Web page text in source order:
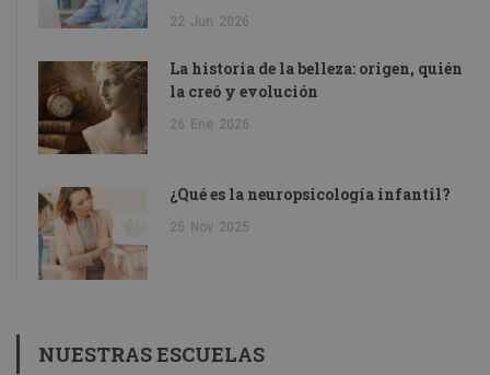
22 Jun 2026
La historia de la belleza: origen, quién
la creó y evolución
26 Ene 2026
¿Qué es la neuropsicología infantil?
25 Nov 2025
NUESTRAS ESCUELAS